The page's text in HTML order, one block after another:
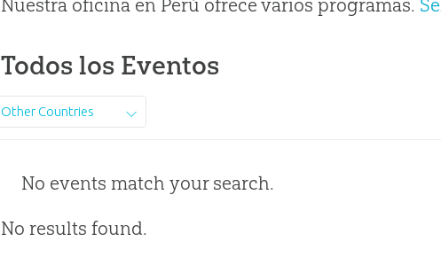
Nuestra oficina en Perú ofrece varios programas.
Todos los Eventos
Other Countries
No events match your search.
No results found.